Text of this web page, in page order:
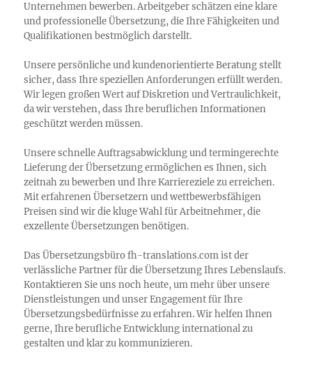
Unternehmen bewerben. Arbeitgeber schätzen eine klare
und professionelle Übersetzung, die Ihre Fähigkeiten und
Qualifikationen bestmöglich darstellt.
Unsere persönliche und kundenorientierte Beratung stellt
sicher, dass Ihre speziellen Anforderungen erfüllt werden.
Wir legen großen Wert auf Diskretion und Vertraulichkeit,
da wir verstehen, dass Ihre beruflichen Informationen
geschützt werden müssen.
Unsere schnelle Auftragsabwicklung und termingerechte
Lieferung der Übersetzung ermöglichen es Ihnen, sich
zeitnah zu bewerben und Ihre Karriereziele zu erreichen.
Mit erfahrenen Übersetzern und wettbewerbsfähigen
Preisen sind wir die kluge Wahl für Arbeitnehmer, die
exzellente Übersetzungen benötigen.
Das Übersetzungsbüro fh-translations.com ist der
verlässliche Partner für die Übersetzung Ihres Lebenslaufs.
Kontaktieren Sie uns noch heute, um mehr über unsere
Dienstleistungen und unser Engagement für Ihre
Übersetzungsbedürfnisse zu erfahren. Wir helfen Ihnen
gerne, Ihre berufliche Entwicklung international zu
gestalten und klar zu kommunizieren.